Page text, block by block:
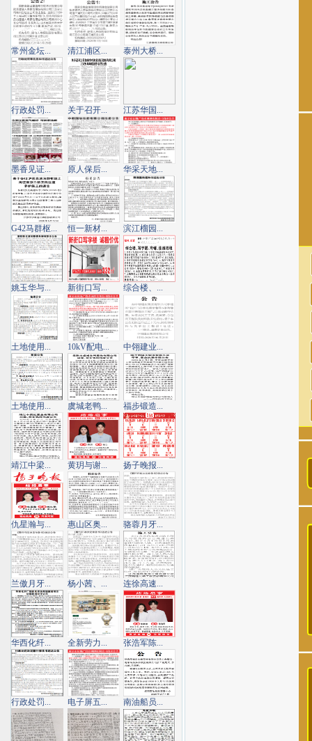
常州金坛... 清江浦区... 泰州大桥...
行政处罚... 关于召开... 江苏华国...
墨香见证... 原人保后... 华采天地...
G42马群枢... 恒一新材... 滨江榴园...
姚玉华与... 新街口写... 综合楼、...
土地使用... 10kV配电... 中翎建业...
土地使用... 虞城老鸭... 福步锻造...
靖江中梁... 黄玥与谢... 扬子晚报...
仇星瀚与... 惠山区奥... 骆蓉月牙...
兰傲月牙... 杨小茜、... 连徐高速...
华西化纤... 全新劳力... 张浩军陈...
行政处罚... 电子屏五... 南油船员...